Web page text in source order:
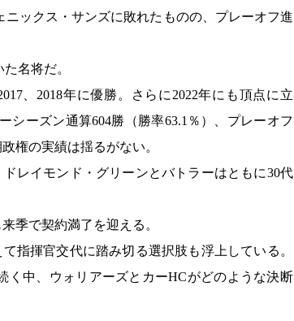
ックス・サンズに敗れたものの、プレーオフ進
名将だ。
、2018年に優勝。さらに2022年にも頂点に立
シーズン通算604勝（勝率63.1％）、プレーオフ
権の実績は揺るがない。
レイモンド・グリーンとバトラーはともに30代
季で契約満了を迎える。
指揮官交代に踏み切る選択肢も浮上している。
く中、ウォリアーズとカーHCがどのような決断